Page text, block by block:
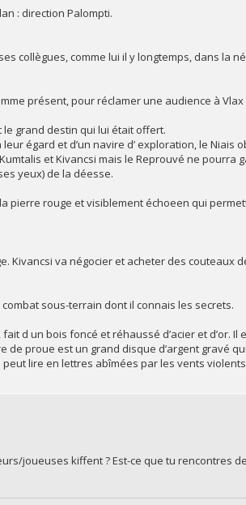
: direction Palompti.
collègues, comme lui il y longtemps, dans la
présent, pour réclamer une audience à Vlax
grand destin qui lui était offert.
égard et d’un navire d’ exploration, le Niais
et Kivancsi mais le Reprouvé ne pourra
yeux) de la déesse.
pierre rouge et visiblement échoeen qui
Kivancsi va négocier et acheter des couteaux
sous-terrain dont il connais les secrets.
d un bois foncé et réhaussé d’acier et d’or. Il
proue est un grand disque d’argent gravé
lire en lettres abîmées par les vents violents
joueuses kiffent ? Est-ce que tu rencontres